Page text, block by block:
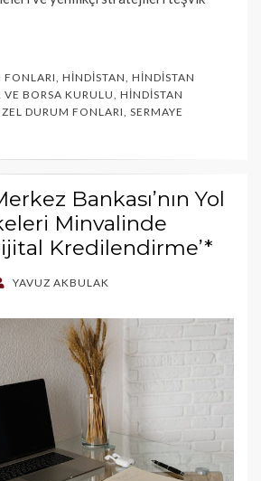
FONLARI, HINDISTAN, HINDISTAN
BORSA KURULU, HINDISTAN
DURUM FONLARI, SERMAYE
Bankası’nın Yol
Minvalinde
Kredilendirme’*
YAVUZ AKBULAK